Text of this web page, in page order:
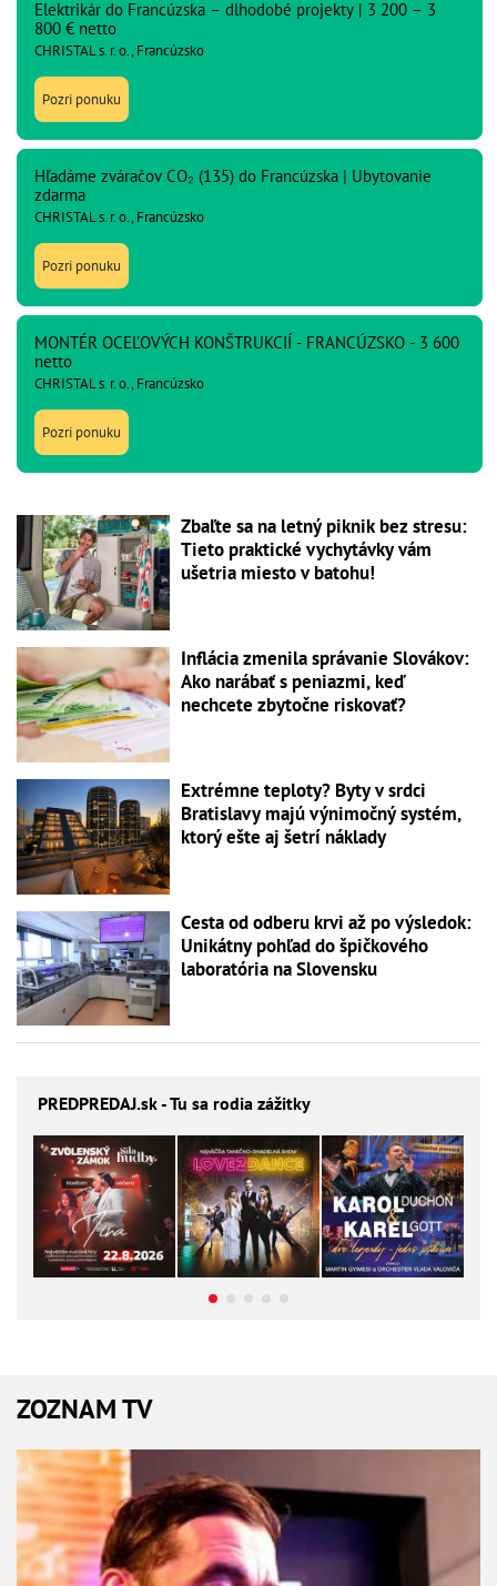
Elektrikár do Francúzska – dlhodobé projekty | 3 200 – 3
800 € netto
CHRISTAL s. r. o., Francúzsko
Pozri ponuku
Hľadáme zváračov CO₂ (135) do Francúzska | Ubytovanie
zdarma
CHRISTAL s. r. o., Francúzsko
Pozri ponuku
MONTÉR OCEĽOVÝCH KONŠTRUKCIÍ - FRANCÚZSKO - 3 600
netto
CHRISTAL s. r. o., Francúzsko
Pozri ponuku
Zbaľte sa na letný piknik bez stresu:
Tieto praktické vychytávky vám
ušetria miesto v batohu!
Inflácia zmenila správanie Slovákov:
Ako narábať s peniazmi, keď
nechcete zbytočne riskovať?
Extrémne teploty? Byty v srdci
Bratislavy majú výnimočný systém,
ktorý ešte aj šetrí náklady
Cesta od odberu krvi až po výsledok:
Unikátny pohľad do špičkového
laboratória na Slovensku
PREDPREDAJ.sk - Tu sa rodia zážitky
ZOZNAM TV